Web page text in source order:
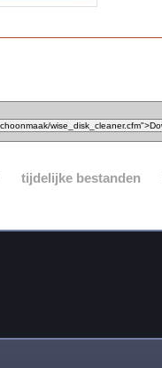
tijdelijke bestanden